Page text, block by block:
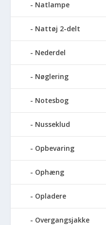
Natlampe
Nattøj 2-delt
Nederdel
Nøglering
Notesbog
Nusseklud
Opbevaring
Ophæng
Opladere
Overgangsjakke